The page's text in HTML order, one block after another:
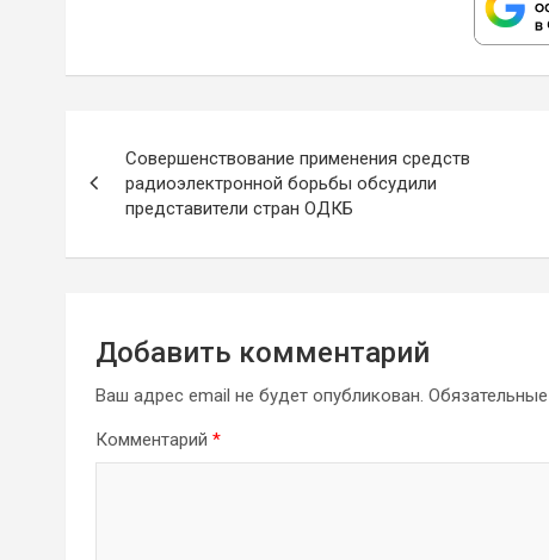
по
записям
Совершенствование применения средств
радиоэлектронной борьбы обсудили
представители стран ОДКБ
Добавить комментарий
Ваш адрес email не будет опубликован.
Комментарий *